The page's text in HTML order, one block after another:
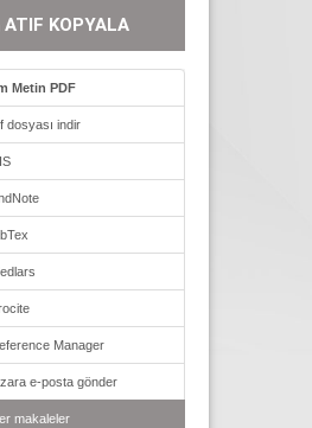
ATIF KOPYALA
Metin PDF
dosyası indir
Manager
e-posta gönder
makaleler